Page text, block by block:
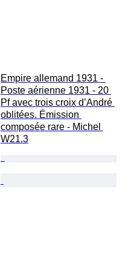
Empire allemand 1931 -
Poste aérienne 1931 - 20
Pf avec trois croix d’André
oblitées. Émission
composée rare - Michel
W21.3